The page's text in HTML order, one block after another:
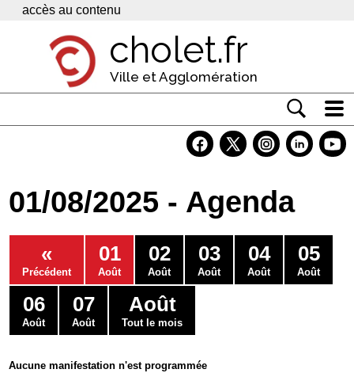
Panneau de gestion des cookies
accès au contenu
cholet.fr
Ville et Agglomération
Economie
Services
Contacts
01/08/2025 - Agenda
«
Précédent
01
Août
02
Août
03
Août
04
Août
05
Août
06
Août
07
Août
Août
Tout le mois
Aucune manifestation n'est programmée